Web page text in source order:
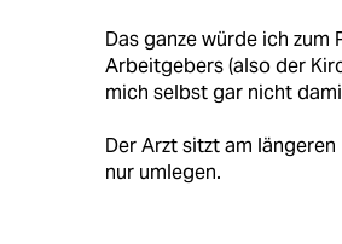
Das ganze würde ich zum
Arbeitgebers (also der
mich selbst gar nicht
Der Arzt sitzt am längeren
nur umlegen.